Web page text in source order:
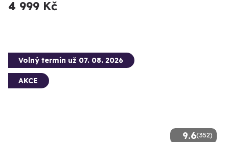
4 999 Kč
9.6(352)
Volný termín už 07. 08. 2026
AKCE